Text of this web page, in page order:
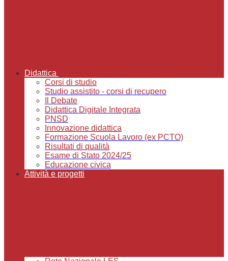
Didattica
Corsi di studio
Studio assistito - corsi di recupero
Il Debate
Didattica Digitale Integrata
PNSD
Innovazione didattica
Formazione Scuola Lavoro (ex PCTO)
Risultati di qualità
Esame di Stato 2024/25
Educazione civica
Attività e progetti